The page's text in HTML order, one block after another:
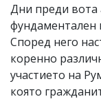
Дни преди вота
фундаментален
Според него
коренно
участието на
която